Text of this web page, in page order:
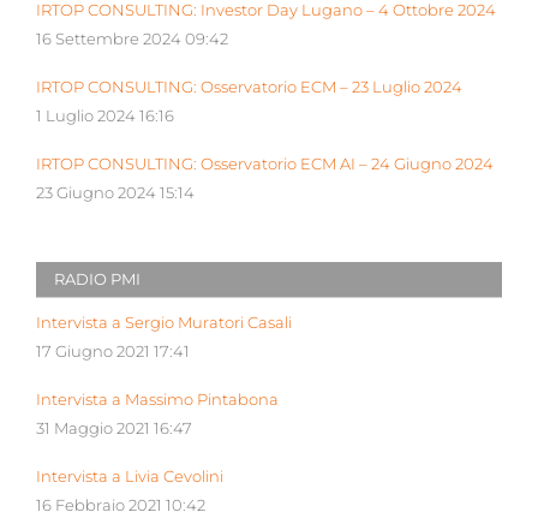
IRTOP CONSULTING: Investor Day Lugano – 4 Ottobre 2024
16 Settembre 2024 09:42
IRTOP CONSULTING: Osservatorio ECM – 23 Luglio 2024
1 Luglio 2024 16:16
IRTOP CONSULTING: Osservatorio ECM AI – 24 Giugno 2024
23 Giugno 2024 15:14
RADIO PMI
Intervista a Sergio Muratori Casali
17 Giugno 2021 17:41
Intervista a Massimo Pintabona
31 Maggio 2021 16:47
Intervista a Livia Cevolini
16 Febbraio 2021 10:42